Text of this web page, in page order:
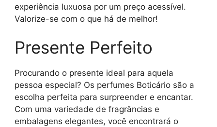
experiência luxuosa por um preço acessível.
Valorize-se com o que há de melhor!
Presente Perfeito
Procurando o presente ideal para aquela
pessoa especial? Os perfumes Boticário são a
escolha perfeita para surpreender e encantar.
Com uma variedade de fragrâncias e
embalagens elegantes, você encontrará o